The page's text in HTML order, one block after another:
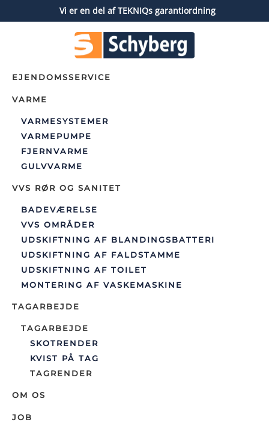
EJENDOMSSERVICE
VARME
VARMESYSTEMER
VARMEPUMPE
FJERNVARME
GULVVARME
VVS RØR OG SANITET
BADEVÆRELSE
VVS OMRÅDER
UDSKIFTNING AF BLANDINGSBATTERI
UDSKIFTNING AF FALDSTAMME
UDSKIFTNING AF TOILET
MONTERING AF VASKEMASKINE
TAGARBEJDE
TAGARBEJDE
SKOTRENDER
KVIST PÅ TAG
TAGRENDER
OM OS
JOB
Vi er en del af TEKNIQs garantiordning